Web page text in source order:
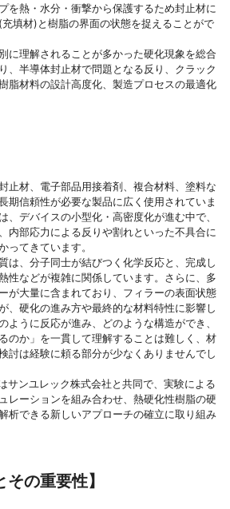
を熱・水分・衝撃から保護するため封止材に
填材)と樹脂の界面の状態を捉えることがで
に理解されることが多かった硬化現象を総合
、半導体封止材で問題となる反り、クラック
脂材料の設計高度化、製造プロセスの最適化
止材、電子部品用接着剤、複合材料、塗料な
期信頼性が必要な製品に広く使用されていま
、デバイスの小型化・高密度化が進む中で、
内部応力による反りや割れといった不具合に
ってきています。
は、分子同士が結びつく化学反応と、完成し
性などが複雑に関係しています。さらに、多
が大量に含まれており、フィラーの表面状態
、硬化の進み方や最終的な材料特性に影響し
ように反応が進み、どのような構造ができ、
のか」を一貫して理解することは難しく、材
討は経験に頼る部分が少なくありませんでし
サンユレック株式会社と共同で、実験による
レーションを組み合わせ、熱硬化性樹脂の硬
析できる新しいアプローチの確立に取り組み
その重要性】